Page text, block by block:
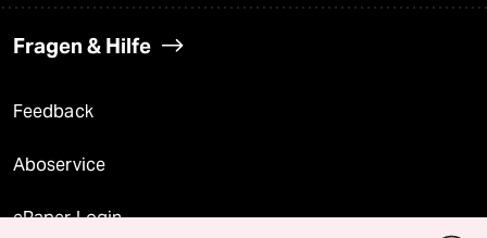
Fragen & Hilfe
Feedback
Aboservice
ePaper Login